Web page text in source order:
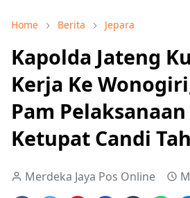
Home Berita Jepara
Kapolda Jateng
Kerja Ke
Pam Pelaksanaan
Ketupat Candi
Merdeka Jaya Pos Online